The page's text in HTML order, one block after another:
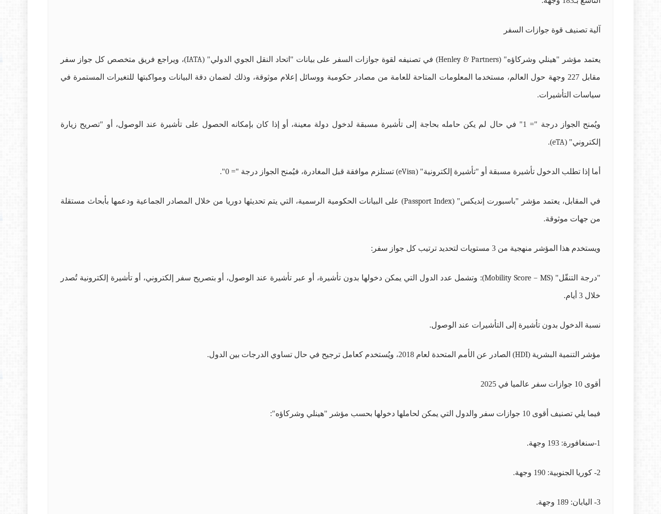
آلية تصنيف قوة جوازات السفر
يعتمد مؤشر "هينلي وشركاؤه" (Henley & Partners) في تصنيفه لقوة جوازات السفر على بيانات "اتحاد النقل الجوي الدولي" (IATA)، ويراجع فريق متخصص كل جواز سفر
مقابل 227 وجهة حول العالم، مستخدما المعلومات المتاحة للعامة من مصادر حكومية ووسائل إعلام موثوقة، وذلك لضمان دقة البيانات ومواكبتها للتغيرات المستمرة في
سياسات التأشيرات.
ويُمنح الجواز درجة "= 1" في حال لم يكن حامله بحاجة إلى تأشيرة مسبقة لدخول دولة معينة، أو إذا كان بإمكانه الحصول على تأشيرة عند الوصول، أو "تصريح زيارة
إلكتروني" (eTA
).
أما إذا تطلب الدخول تأشيرة مسبقة أو "تأشيرة إلكترونية" (eVisa) تستلزم موافقة قبل المغادرة، فيُمنح الجواز درجة "= 0".
في المقابل، يعتمد مؤشر "باسبورت إنديكس" (Passport Index) على البيانات الحكومية الرسمية، التي يتم تحديثها دوريا من خلال المصادر الجماعية ودعمها بأبحاث مستقلة
من جهات موثوقة.
ويستخدم هذا المؤشر منهجية من 3 مستويات لتحديد ترتيب كل جواز سفر:
"درجة التنقّل" (Mobility Score – MS): وتشمل عدد الدول التي يمكن دخولها بدون تأشيرة، أو عبر تأشيرة عند الوصول، أو بتصريح سفر إلكتروني، أو تأشيرة إلكترونية تُصدر
خلال 3 أيام.
نسبة الدخول بدون تأشيرة إلى التأشيرات عند الوصول.
مؤشر التنمية البشرية (HDI) الصادر عن الأمم المتحدة لعام 2018، ويُستخدم كعامل ترجيح في حال تساوي الدرجات بين الدول.
أقوى 10 جوازات سفر عالميا في 2025
فيما يلي تصنيف أقوى 10 جوازات سفر والدول التي يمكن لحاملها دخولها بحسب مؤشر "هينلي وشركاؤه":
1-سنغافورة: 193 وجهة.
2- كوريا الجنوبية: 190 وجهة.
3- اليابان: 189 وجهة.